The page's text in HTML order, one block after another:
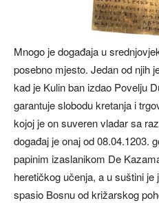
Mnogo je događaja u
posebno mjesto. Jedan od njih
kad je Kulin ban izdao Povelju
garantuje slobodu kretanja i
kojoj je on suveren vladar sa
događaj je onaj od 08.04.1203.
papinim izaslanikom De
heretičkog učenja, a u suštini
spasio Bosnu od križarskog